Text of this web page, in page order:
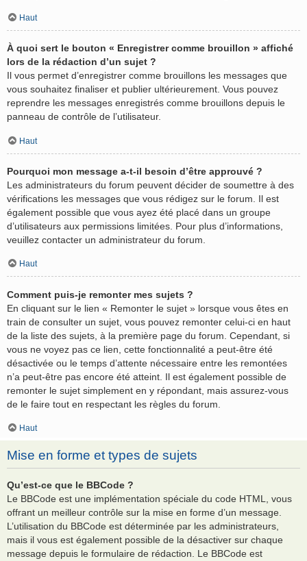
Haut
À quoi sert le bouton « Enregistrer comme brouillon » affiché
lors de la rédaction d’un sujet ?
Il vous permet d’enregistrer comme brouillons les messages que
vous souhaitez finaliser et publier ultérieurement. Vous pouvez
reprendre les messages enregistrés comme brouillons depuis le
panneau de contrôle de l’utilisateur.
Haut
Pourquoi mon message a-t-il besoin d’être approuvé ?
Les administrateurs du forum peuvent décider de soumettre à des
vérifications les messages que vous rédigez sur le forum. Il est
également possible que vous ayez été placé dans un groupe
d’utilisateurs aux permissions limitées. Pour plus d’informations,
veuillez contacter un administrateur du forum.
Haut
Comment puis-je remonter mes sujets ?
En cliquant sur le lien « Remonter le sujet » lorsque vous êtes en
train de consulter un sujet, vous pouvez remonter celui-ci en haut
de la liste des sujets, à la première page du forum. Cependant, si
vous ne voyez pas ce lien, cette fonctionnalité a peut-être été
désactivée ou le temps d’attente nécessaire entre les remontées
n’a peut-être pas encore été atteint. Il est également possible de
remonter le sujet simplement en y répondant, mais assurez-vous
de le faire tout en respectant les règles du forum.
Haut
Mise en forme et types de sujets
Qu’est-ce que le BBCode ?
Le BBCode est une implémentation spéciale du code HTML, vous
offrant un meilleur contrôle sur la mise en forme d’un message.
L’utilisation du BBCode est déterminée par les administrateurs,
mais il vous est également possible de la désactiver sur chaque
message depuis le formulaire de rédaction. Le BBCode est